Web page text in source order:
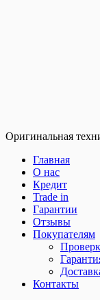
Оригинальная
Главная
О нас
Кредит
Trade in
Гарантии
Отзывы
Покупателям
Контакты